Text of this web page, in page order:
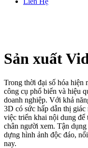
Sản xuất
Trong thời đại số hóa hiện
công cụ phổ biến và hiệu
doanh nghiệp. Với khả
3D có sức hấp dẫn thị
việc triển khai nội dung để
chân người xem. Tận
dựng hình ảnh độc đáo,
nay.